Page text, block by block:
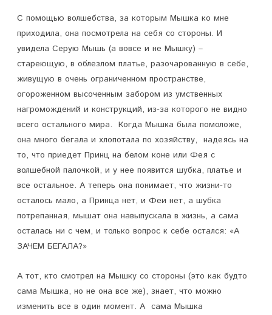
С помощью волшебства, за которым Мышка ко мне
приходила, она посмотрела на себя со стороны. И
увидела Серую Мышь (а вовсе и не Мышку) –
стареющую, в облезлом платье, разочарованную в себе,
живущую в очень ограниченном пространстве,
огороженном высоченным забором из умственных
нагромождений и конструкций, из-за которого не видно
всего остального мира. Когда Мышка была помоложе,
она много бегала и хлопотала по хозяйству, надеясь на
то, что приедет Принц на белом коне или Фея с
волшебной палочкой, и у нее появится шубка, платье и
все остальное. А теперь она понимает, что жизни-то
осталось мало, а Принца нет, и Феи нет, а шубка
потрепанная, мышат она навыпускала в жизнь, а сама
осталась ни с чем, и только вопрос к себе остался: «А
ЗАЧЕМ БЕГАЛА?»
А тот, кто смотрел на Мышку со стороны (это как будто
сама Мышка, но не она все же), знает, что можно
изменить все в один момент. А сама Мышка